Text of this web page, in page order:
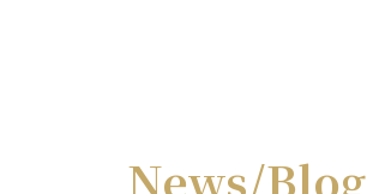
News/Blog